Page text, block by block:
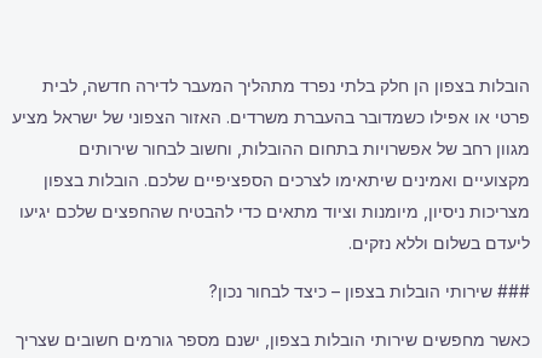
הובלות בצפון הן חלק בלתי נפרד מתהליך המעבר לדירה חדשה, לבית
פרטי או אפילו כשמדובר בהעברת משרדים. האזור הצפוני של ישראל מציע
מגוון רחב של אפשרויות בתחום ההובלות, וחשוב לבחור שירותים
מקצועיים ואמינים שיתאימו לצרכים הספציפיים שלכם. הובלות בצפון
מצריכות ניסיון, מיומנות וציוד מתאים כדי להבטיח שהחפצים שלכם יגיעו
ליעדם בשלום וללא נזקים.
### שירותי הובלות בצפון – כיצד לבחור נכון?
כאשר מחפשים שירותי הובלות בצפון, ישנם מספר גורמים חשובים שצריך